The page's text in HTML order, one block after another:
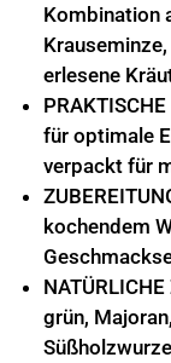
Kombination
erlesene
für optimale
verpackt für
kochendem
grün,